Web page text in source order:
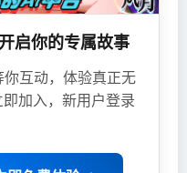
启你的专属故事
互动，体验真正无
加入，新用户登录